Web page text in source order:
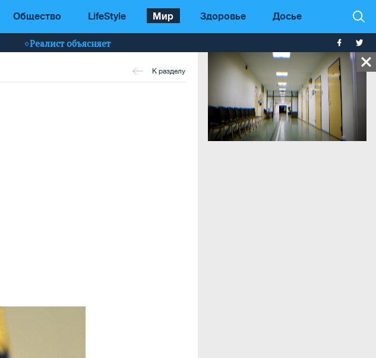
Общество LifeStyle Мир Здоровье Досье
Реалист объясняет
К разделу